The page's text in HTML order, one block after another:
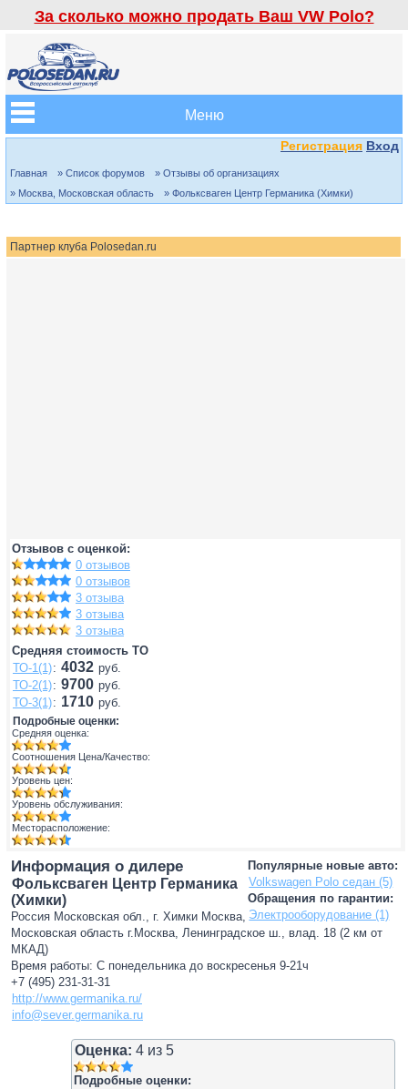
За сколько можно продать Ваш VW Polo?
Меню
Регистрация Вход
Главная » Список форумов
» Отзывы об организациях
» Москва, Московская область
» Фольксваген Центр Германика (Химки)
Партнер клуба Polosedan.ru
Отзывов с оценкой:
0 отзывов
0 отзывов
3 отзыва
3 отзыва
3 отзыва
Средняя стоимость ТО
ТО-1(1): 4032 руб.
ТО-2(1): 9700 руб.
ТО-3(1): 1710 руб.
Подробные оценки:
Средняя оценка:
Соотношения Цена/Качество:
Уровень цен:
Уровень обслуживания:
Месторасположение:
Популярные новые авто:
Volkswagen Polo седан (5)
Обращения по гарантии:
Электрооборудование (1)
Информация о дилере
Фольксваген Центр Германика
(Химки)
Россия Московская обл., г. Химки Москва,
Московская область г.Москва, Ленинградское ш., влад. 18 (2 км от
МКАД)
Время работы: С понедельника до воскресенья 9-21ч
+7 (495) 231-31-31
http://www.germanika.ru/
info@sever.germanika.ru
Оценка: 4 из5
Подробные оценки: